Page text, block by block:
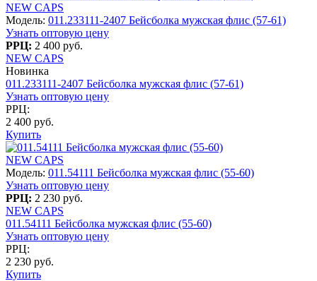
NEW CAPS
Модель: 011.233111-2407 Бейсболка мужская флис (57-61)
Узнать оптовую цену
РРЦ: 2 400 руб.
NEW CAPS
Новинка
011.233111-2407 Бейсболка мужская флис (57-61)
Узнать оптовую цену
РРЦ:
2 400 руб.
Купить
NEW CAPS
Модель: 011.54111 Бейсболка мужская флис (55-60)
Узнать оптовую цену
РРЦ: 2 230 руб.
NEW CAPS
011.54111 Бейсболка мужская флис (55-60)
Узнать оптовую цену
РРЦ:
2 230 руб.
Купить